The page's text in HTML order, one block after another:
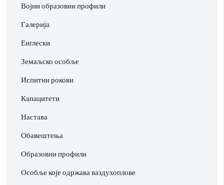
Војни образовни профили
Галерија
Енглески
Земаљско особље
Испитни рокови
Капацитети
Настава
Обавештења
Образовни профили
Особље које одржава ваздухоплове